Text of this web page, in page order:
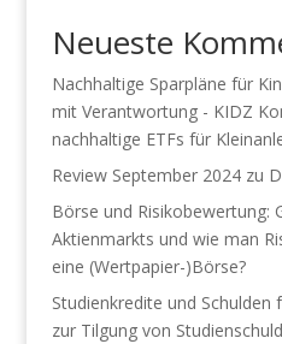
Neueste
Nachhaltige Sparpläne für
mit Verantwortung - KIDZ
nachhaltige ETFs für
Review September 2024zu
Börse und Risikobewertung:
Aktienmarkts und wie man
eine (Wertpapier-)Börse?
Studienkredite und Schulden
zur Tilgung von